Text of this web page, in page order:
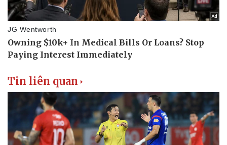
eSports
Hậu trường
Tin liên quan